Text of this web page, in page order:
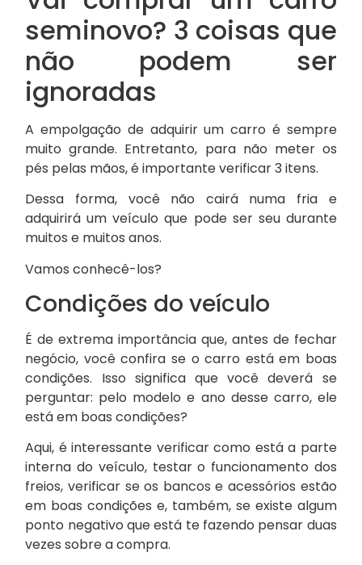
seminovo? 3 coisas que
não podem ser
ignoradas
A empolgação de adquirir um carro é sempre
muito grande. Entretanto, para não meter os
pés pelas mãos, é importante verificar 3 itens.
Dessa forma, você não cairá numa fria e
adquirirá um veículo que pode ser seu durante
muitos e muitos anos.
Vamos conhecê-los?
Condições do veículo
É de extrema importância que, antes de fechar
negócio, você confira se o carro está em boas
condições. Isso significa que você deverá se
perguntar: pelo modelo e ano desse carro, ele
está em boas condições?
Aqui, é interessante verificar como está a parte
interna do veículo, testar o funcionamento dos
freios, verificar se os bancos e acessórios estão
em boas condições e, também, se existe algum
ponto negativo que está te fazendo pensar duas
vezes sobre a compra.